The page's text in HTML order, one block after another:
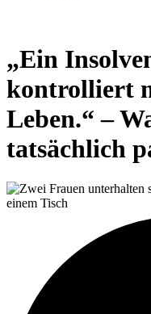
„Ein
kontrolliert
Leben.“ –
tatsächlich